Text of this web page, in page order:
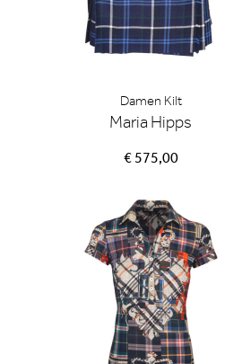
Damen Kilt
Maria Hipps
€ 575,00